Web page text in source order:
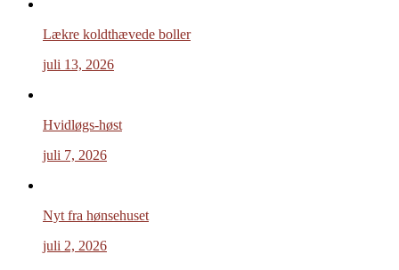
Lækre koldthævede boller
juli 13, 2026
Hvidløgs-høst
juli 7, 2026
Nyt fra hønsehuset
juli 2, 2026